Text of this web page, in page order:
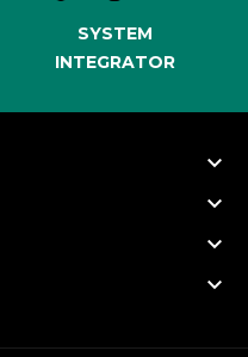
SYSTEM
INTEGRATOR
keyboard_arrow_down
keyboard_arrow_down
keyboard_arrow_down
keyboard_arrow_down